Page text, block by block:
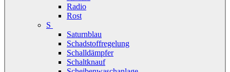
Radio
Rost
S
Saturnblau
Schadstoffregelung
Schalldämpfer
Schaltknauf